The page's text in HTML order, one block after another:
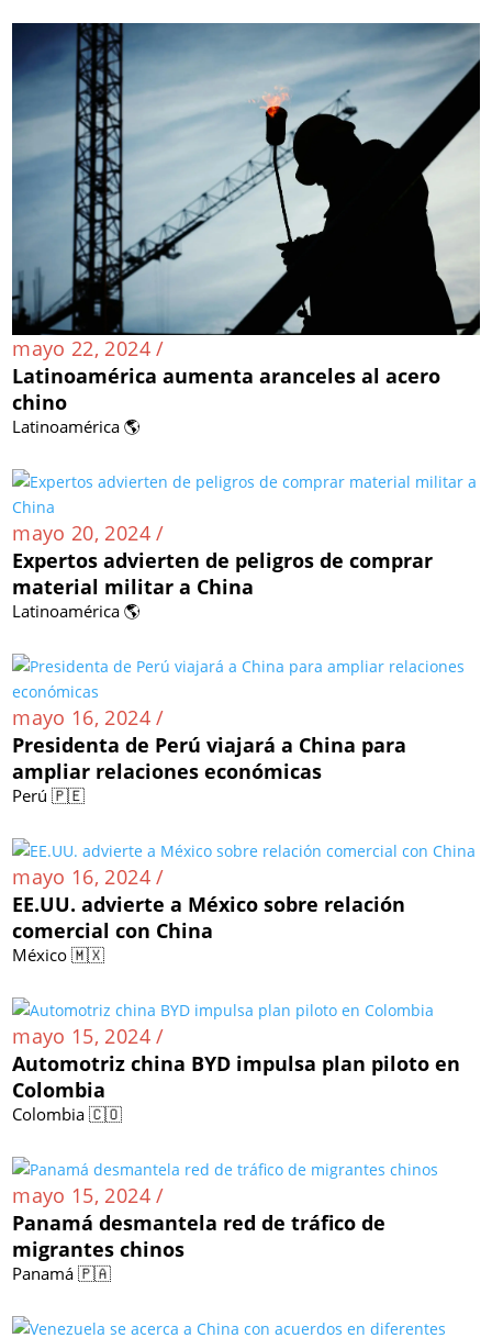
mayo 22, 2024 /
Latinoamérica aumenta aranceles al acero
chino
Latinoamérica 🌎
mayo 20, 2024 /
Expertos advierten de peligros de comprar
material militar a China
Latinoamérica 🌎
mayo 16, 2024 /
Presidenta de Perú viajará a China para
ampliar relaciones económicas
Perú 🇵🇪
mayo 16, 2024 /
EE.UU. advierte a México sobre relación
comercial con China
México 🇲🇽
mayo 15, 2024 /
Automotriz china BYD impulsa plan piloto en
Colombia
Colombia 🇨🇴
mayo 15, 2024 /
Panamá desmantela red de tráfico de
migrantes chinos
Panamá 🇵🇦